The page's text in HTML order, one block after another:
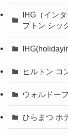
IHG（イン
プトン シッ
ヒルトン コ
ウォルドー
ひらまつ ホ